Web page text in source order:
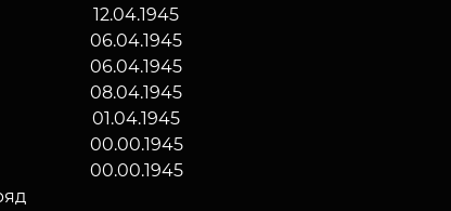
12.04.1945
06.04.1945
06.04.1945
08.04.1945
01.04.1945
00.00.1945
00.00.1945